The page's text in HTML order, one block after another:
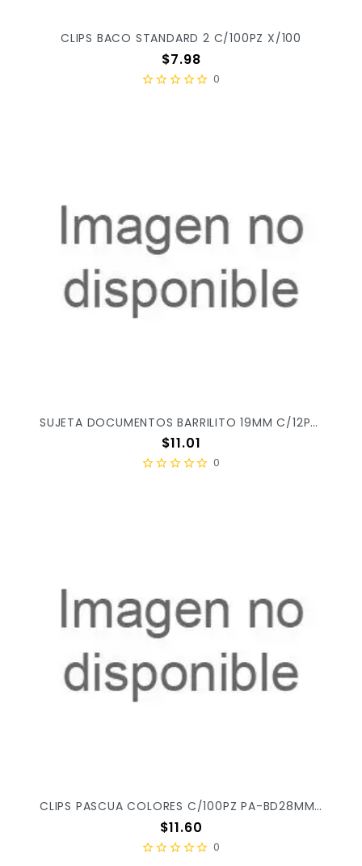
CLIPS BACO STANDARD 2 C/100PZ X/100
Precio
$7.98
0
SUJETA DOCUMENTOS BARRILITO 19MM C/12PZ PZ19
Precio
$11.01
0
CLIPS PASCUA COLORES C/100PZ PA-BD28MM X/240
Precio
$11.60
0